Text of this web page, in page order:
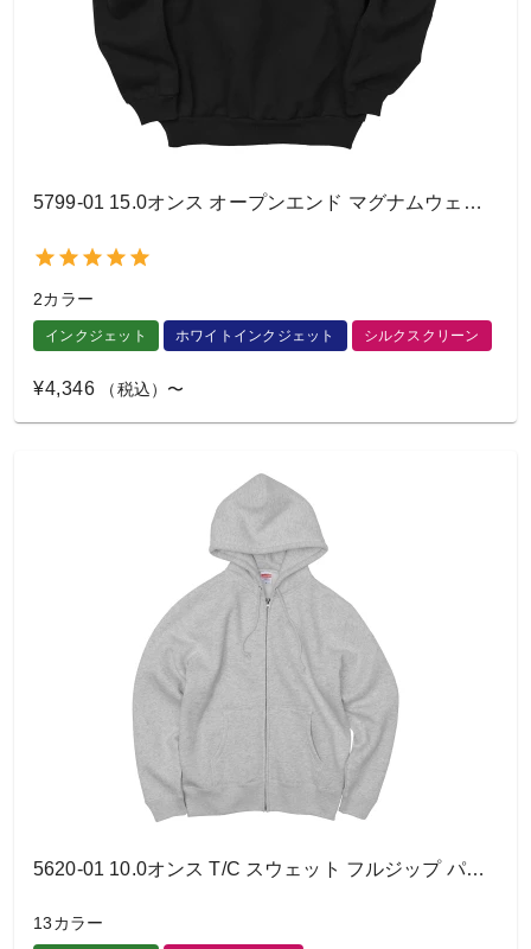
5799-01 15.0オンス オープンエンド マグナムウェイト クルーネック スウェット（裏起毛）
2カラー
インクジェット ホワイトインクジェット シルクスクリーン
¥4,346 （税込）〜
5620-01 10.0オンス T/C スウェット フルジップ パーカ
13カラー